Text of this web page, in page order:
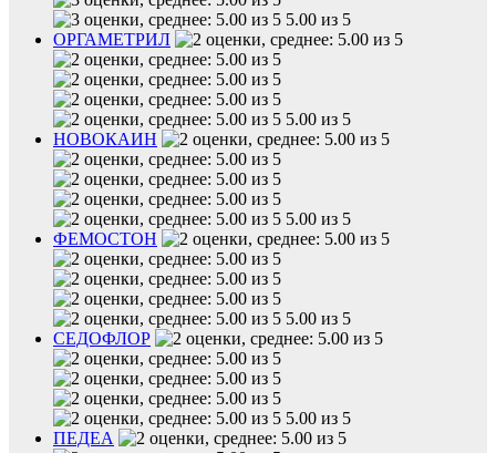
5.00 из 5
ОРГАМЕТРИЛ
5.00 из 5
НОВОКАИН
5.00 из 5
ФЕМОСТОН
5.00 из 5
СЕДОФЛОР
5.00 из 5
ПЕДЕА